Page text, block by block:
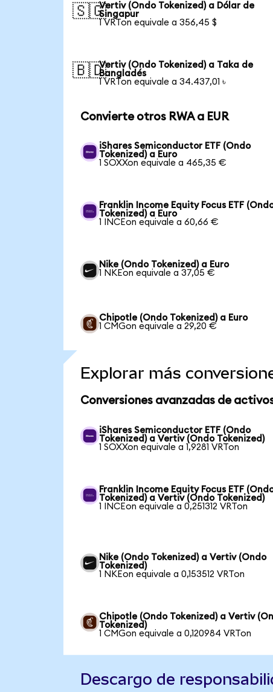
🇸🇬Vertiv (Ondo Tokenized) a Dólar de
Singapur
1 VRTon equivale a 356,45 $
🇧🇩Vertiv (Ondo Tokenized) a Taka de
Bangladés
1 VRTon equivale a 34.437,01 ৳
Convierte otros RWA a EUR
iShares Semiconductor ETF (Ondo
Tokenized) a Euro
1 SOXXon equivale a 465,35 €
Franklin Income Equity Focus ETF
Tokenized) a Euro
1 INCEon equivale a 60,66 €
Nike (Ondo Tokenized) a Euro
1 NKEon equivale a 37,05 €
Chipotle (Ondo Tokenized) a Euro
1 CMGon equivale a 29,20 €
Explorar más
Conversiones avanzadas de
iShares Semiconductor ETF (Ondo
Tokenized) a Vertiv (Ondo Tokenized)
1 SOXXon equivale a 1,9281 VRTon
Franklin Income Equity Focus ETF
Tokenized) a Vertiv (Ondo Tokenized)
1 INCEon equivale a 0,251312 VRTon
Nike (Ondo Tokenized) a Vertiv (Ondo
Tokenized)
1 NKEon equivale a 0,153512 VRTon
Chipotle (Ondo Tokenized) a Vertiv
Tokenized)
1 CMGon equivale a 0,120984 VRTon
Descargo de